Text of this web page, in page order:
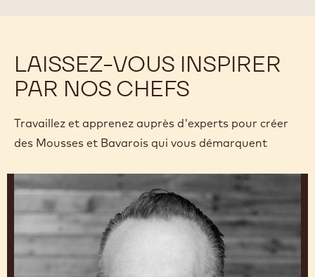
LAISSEZ-VOUS INSPIRER
PAR NOS CHEFS
Travaillez et apprenez auprès d'experts pour créer
des Mousses et Bavarois qui vous démarquent
Christophe
Morel